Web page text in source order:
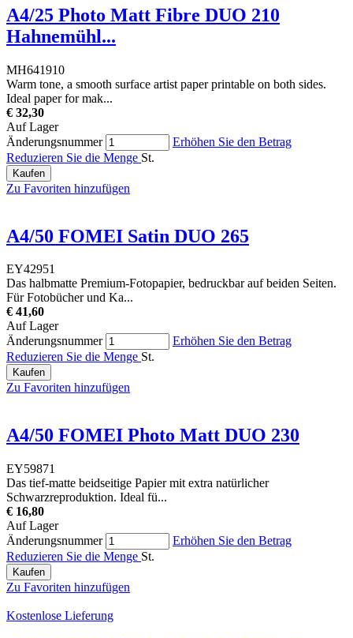
A4/25 Photo Matt Fibre DUO 210
Hahnemühl...
MH641910
Warm tone, a smooth surface artist paper printable on both sides.
Ideal paper for mak...
€ 32,30
Auf Lager
Änderungsnummer
Erhöhen Sie den Betrag
Reduzieren Sie die Menge St.
Kaufen
Zu Favoriten hinzufügen
A4/50 FOMEI Satin DUO 265
EY42951
Das halbmatte Premium-Fotopapier, bedruckbar auf beiden Seiten.
Für Fotobücher und Ka...
€ 41,60
Auf Lager
Änderungsnummer
Erhöhen Sie den Betrag
Reduzieren Sie die Menge St.
Kaufen
Zu Favoriten hinzufügen
A4/50 FOMEI Photo Matt DUO 230
EY59871
Das tief-matte beidseitige Papier mit extra natürlicher
Schwarzreproduktion. Ideal fü...
€ 16,80
Auf Lager
Änderungsnummer
Erhöhen Sie den Betrag
Reduzieren Sie die Menge St.
Kaufen
Zu Favoriten hinzufügen
Kostenlose Lieferung